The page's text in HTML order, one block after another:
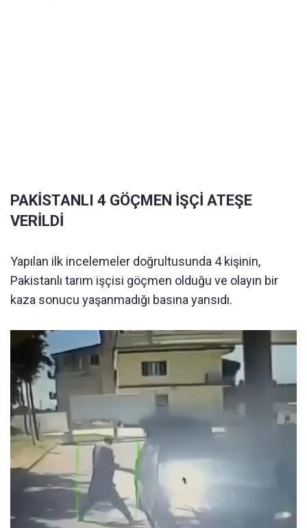
PAKİSTANLI 4 GÖÇMEN İŞÇİ ATEŞE
VERİLDİ
Yapılan ilk incelemeler doğrultusunda 4 kişinin,
Pakistanlı tarım işçisi göçmen olduğu ve olayın bir
kaza sonucu yaşanmadığı basına yansıdı.